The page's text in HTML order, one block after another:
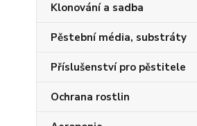
Klonování a sadba
Pěstební média, substráty
Příslušenství pro pěstitele
Ochrana rostlin